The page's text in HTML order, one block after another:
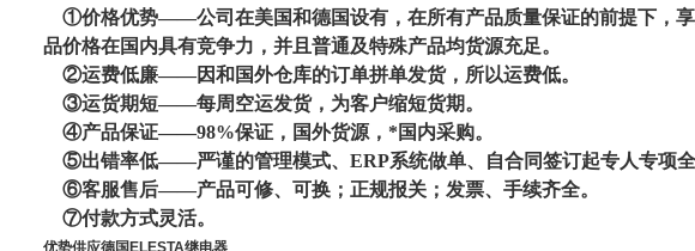
①价格优势——公司在美国和德国设有，在所有产品质量保证的前提下，享
品价格在国内具有竞争力，并且普通及特殊产品均货源充足。
②运费低廉——因和国外仓库的订单拼单发货，所以运费低。
③运货期短——每周空运发货，为客户缩短货期。
④产品保证——98%保证， 国外货源，*国内采购。
⑤出错率低——严谨的管理模式、ERP系统做单、自合同签订起专人专项
⑥客服售后——产品可修、可换；正规报关；发票、手续齐全。
⑦付款方式灵活。
优势供应德国ELESTA继电器